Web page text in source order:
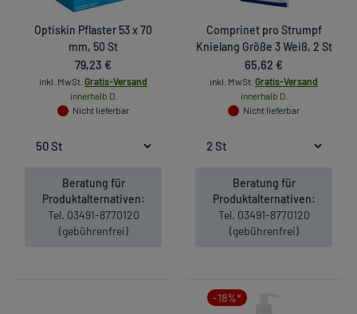
Optiskin Pflaster 53 x 70
mm, 50 St
79,23 €
inkl. MwSt. Gratis-Versand
innerhalb D.
Nicht lieferbar
Beratung für
Produktalternativen:
Tel. 03491-8770120
(gebührenfrei)
Comprinet pro Strumpf
Knielang Größe 3 Weiß, 2 St
65,62 €
inkl. MwSt. Gratis-Versand
innerhalb D.
Nicht lieferbar
Beratung für
Produktalternativen:
Tel. 03491-8770120
(gebührenfrei)
-18%*